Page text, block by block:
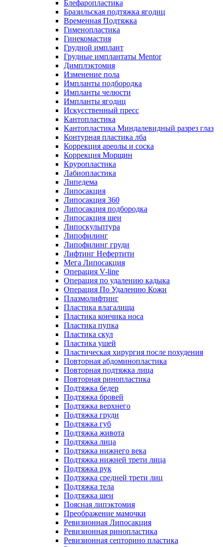
Блефаропластика
Бразильская подтяжка ягодиц
Временная Подтяжка
Гименопластика
Гинекомастия
Грудной имплант
Грудные имплантаты Mentor
Димплэктомия
Изменение пола
Импланты подбородка
Импланты челюсти
Импланты ягодиц
Искусственный пресс
Кантопластика
Кантопластика Миндалевидный разрез глаз
Контурная пластика лба
Коррекция ареолы и соска
Коррекция Морщин
Круропластика
Лабиопластика
Липедема
Липосакция
Липосакция 360
Липосакция подбородка
Липосакция шеи
Липоскульптура
Липофилинг
Липофилинг груди
Лифтинг Нефертити
Мега Липосакция
Операция V-line
Операция по удалению кадыка
Операция По Удалению Кожи
Плазмолифтинг
Пластика влагалища
Пластика кончика носа
Пластика пупка
Пластика скул
Пластика ушей
Пластическая хирургия после похудения
Повторная абдоминопластика
Повторная подтяжка лица
Повторная ринопластика
Подтяжка бедер
Подтяжка бровей
Подтяжка верхнего
Подтяжка груди
Подтяжка губ
Подтяжка живота
Подтяжка лица
Подтяжка нижнего века
Подтяжка нижней трети лица
Подтяжка рук
Подтяжка средней трети лиц
Подтяжка тела
Подтяжка шеи
Поясная липэктомия
Преображение мамочки
Ревизионная Липосакция
Ревизионная ринопластика
Ревизионная септорино пластика